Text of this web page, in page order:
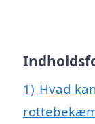
1) Hvad